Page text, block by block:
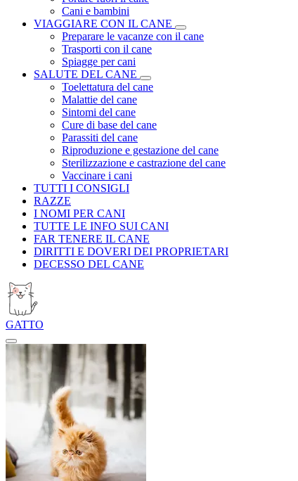
Cani e bambini
VIAGGIARE CON IL CANE
Preparare le vacanze con il cane
Trasporti con il cane
Spiagge per cani
SALUTE DEL CANE
Toelettatura del cane
Malattie del cane
Sintomi del cane
Cure di base del cane
Parassiti del cane
Riproduzione e gestazione del cane
Sterilizzazione e castrazione del cane
Vaccinare i cani
TUTTI I CONSIGLI
RAZZE
I NOMI PER CANI
TUTTE LE INFO SUI CANI
FAR TENERE IL CANE
DIRITTI E DOVERI DEI PROPRIETARI
DECESSO DEL CANE
GATTO